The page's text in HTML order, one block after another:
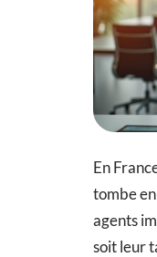
En
tombe
agents
soit leur